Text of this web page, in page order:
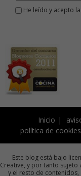
He leído y acepto la
Inicio
política de cookies
Este blog está bajo
Creative, y por tanto
y el resto de contenidos,